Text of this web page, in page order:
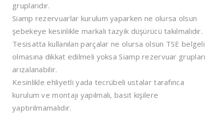
gruplarıdır.
Siamp rezervuarlar kurulum yaparken ne olursa olsun
şebekeye kesinlikle markalı tazyik düşürücü takılmalıdır.
Tesisatta kullanılan parçalar ne olursa olsun TSE belgeli
olmasına dikkat edilmeli yoksa Siamp rezervuar grupları
arızalanabilir.
Kesinlikle ehliyetli yada tecrübeli ustalar tarafınca
kurulum ve montajı yapılmalı, basit kişilere
yaptırılmamalıdır.